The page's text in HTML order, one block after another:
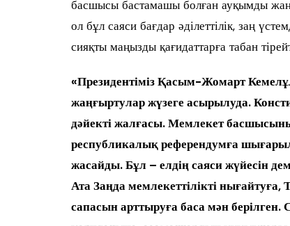
басшысы бастамашы болған ауқымды
ол бұл саяси бағдар әділеттілік, заң
сияқты маңызды қағидаттарға табан
«Президентіміз Қасым-Жомарт
жаңғыртулар жүзеге асырылуда.
дәйекті жалғасы. Мемлекет
республикалық референдумға
жасайды. Бұл – елдің саяси жүйесін
Ата Заңда мемлекеттілікті нығайтуға,
сапасын арттыруға баса мән